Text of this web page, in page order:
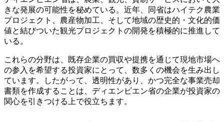
きな発展の可能性を秘めている。近年、同省はハイテク農業
プロジェクト、農産物加工、そして地域の歴史的・文化的価
値と結びついた観光プロジェクトの開発を積極的に推進して
いる。
これらの分野は、既存企業の買収や提携を通じて現地市場へ
の参入を希望する投資家にとって、数多くの機会を生み出し
ています。したがって、透明性があり、かつ完全な事業売却
書類を作成することは、ディエンビエン省の企業が投資家の
関心を引きつける上で役立ちます。